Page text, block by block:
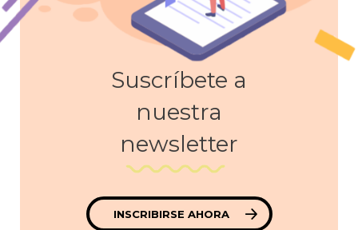
Suscríbete a
nuestra
newsletter
INSCRIBIRSE AHORA